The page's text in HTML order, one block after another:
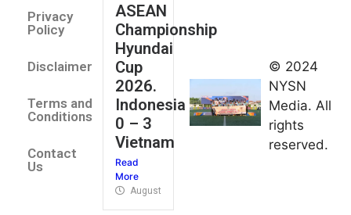
Privacy
Policy
Disclaimer
Terms and
Conditions
Contact
Us
ASEAN
Championship
Hyundai
Cup
2026.
Indonesia
0 – 3
Vietnam
Read
More
August 4, 2026
umum
Kejurnas
Panahan
Junior di
Kudus
© 2024
NYSN
Media. All
rights
reserved.